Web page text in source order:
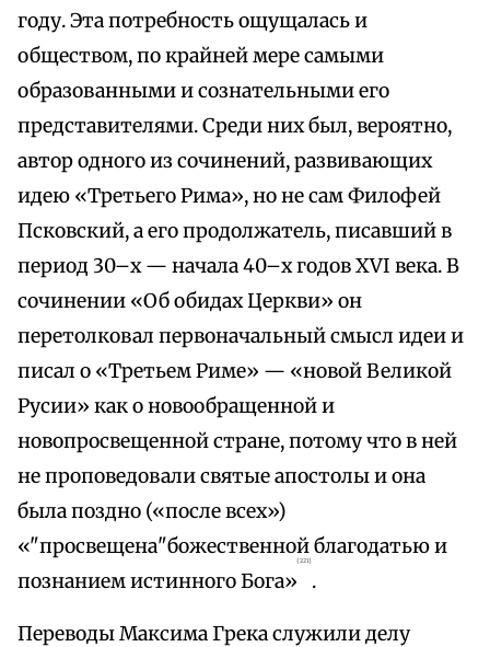
году. Эта потребность ощущалась и
обществом, по крайней мере самыми
образованными и сознательными его
представителями. Среди них был, вероятно,
автор одного из сочинений, развивающих
идею «Третьего Рима», но не сам Филофей
Псковский, а его продолжатель, писавший в
период 30–х — начала 40–х годов XVI века. В
сочинении «Об обидах Церкви» он
перетолковал первоначальный смысл идеи и
писал о «Третьем Риме» — «новой Великой
Русии» как о новообращенной и
новопросвещенной стране, потому что в ней
не проповедовали святые апостолы и она
была поздно («после всех»)
«"просвещена"божественной благодатью и
познанием истинного Бога»
{221}
.
Переводы Максима Грека служили делу